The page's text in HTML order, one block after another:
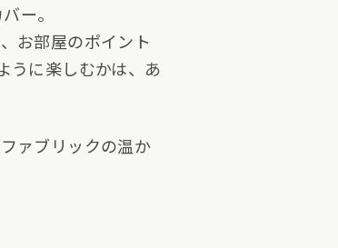
ー。
お部屋のポイント
うに楽しむかは、あ
ァブリックの温か